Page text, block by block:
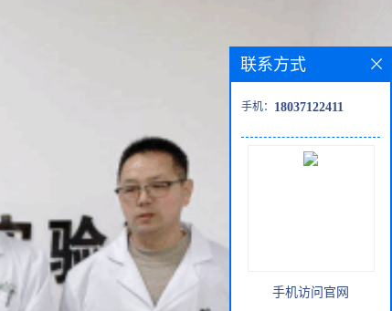
联系方式
手机： 18037122411
手机访问官网